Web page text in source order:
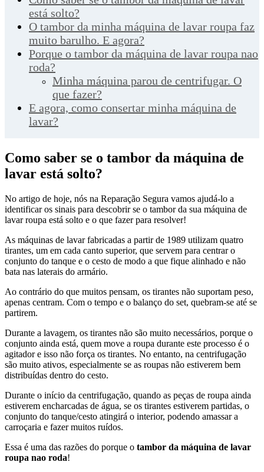
está solto?
O tambor da minha máquina de lavar roupa faz
muito barulho. E agora?
Porque o tambor da máquina de lavar roupa nao
roda?
Minha máquina parou de centrifugar. O
que fazer?
E agora, como consertar minha máquina de
lavar?
Como saber se o tambor da máquina de
lavar está solto?
No artigo de hoje, nós na Reparação Segura vamos ajudá-lo a
identificar os sinais para descobrir se o tambor da sua máquina de
lavar roupa está solto e o que fazer para resolver!
As máquinas de lavar fabricadas a partir de 1989 utilizam quatro
tirantes, um em cada canto superior, que servem para centrar o
conjunto do tanque e o cesto de modo a que fique alinhado e não
bata nas laterais do armário.
Ao contrário do que muitos pensam, os tirantes não suportam peso,
apenas centram. Com o tempo e o balanço do set, quebram-se até se
partirem.
Durante a lavagem, os tirantes não são muito necessários, porque o
conjunto ainda está, quem move a roupa durante este processo é o
agitador e isso não força os tirantes. No entanto, na centrifugação
são muito ativos, especialmente se as roupas não estiverem bem
distribuídas dentro do cesto.
Durante o início da centrifugação, quando as peças de roupa ainda
estiverem encharcadas de água, se os tirantes estiverem partidas, o
conjunto do tanque/cesto atingirá o interior, podendo amassar a
carroçaria e fazer muitos ruídos.
Essa é uma das razões do porque o tambor da máquina de lavar
roupa nao roda!